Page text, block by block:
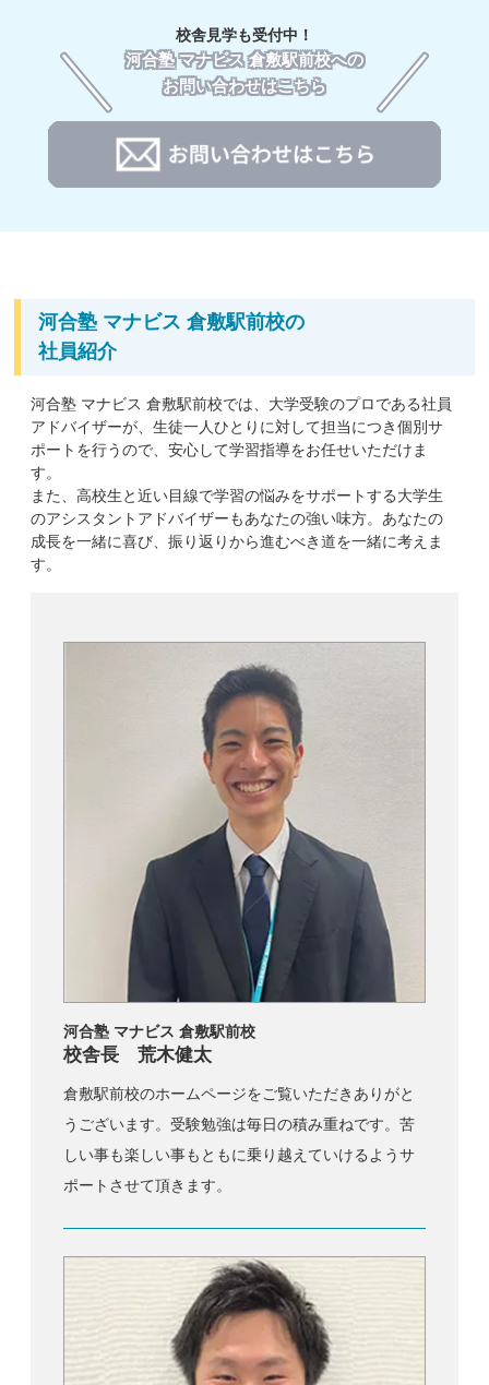
校舎見学も受付中！
河合塾 マナビス 倉敷駅前校への
お問い合わせはこちら
河合塾 マナビス 倉敷駅前校の
社員紹介
河合塾 マナビス 倉敷駅前校では、大学受験のプロである社員
アドバイザーが、生徒一人ひとりに対して担当につき個別サ
ポートを行うので、安心して学習指導をお任せいただけま
す。
また、高校生と近い目線で学習の悩みをサポートする大学生
のアシスタントアドバイザーもあなたの強い味方。あなたの
成長を一緒に喜び、振り返りから進むべき道を一緒に考えま
す。
河合塾 マナビス 倉敷駅前校
校舎長 荒木健太
倉敷駅前校のホームページをご覧いただきありがと
うございます。受験勉強は毎日の積み重ねです。苦
しい事も楽しい事もともに乗り越えていけるようサ
ポートさせて頂きます。